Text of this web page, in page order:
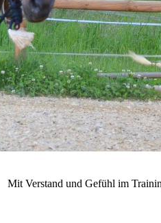
Mit Verstand und Gefühl im